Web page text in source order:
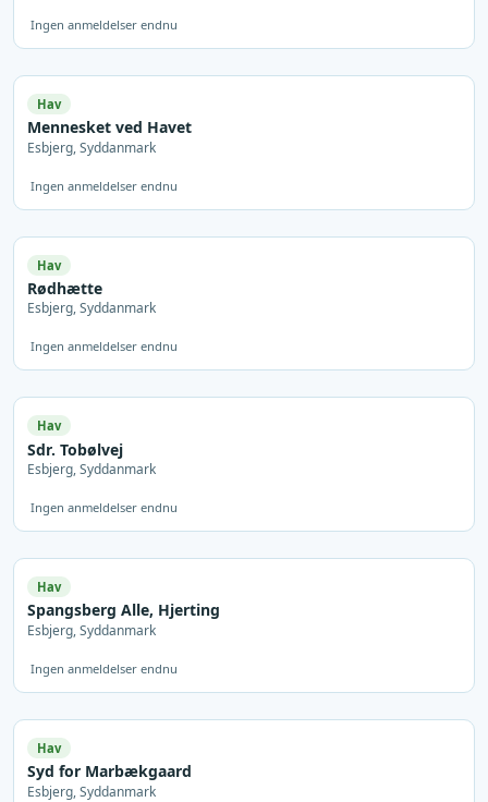
Ingen anmeldelser endnu
Hav
Mennesket ved Havet
Esbjerg, Syddanmark
Ingen anmeldelser endnu
Hav
Rødhætte
Esbjerg, Syddanmark
Ingen anmeldelser endnu
Hav
Sdr. Tobølvej
Esbjerg, Syddanmark
Ingen anmeldelser endnu
Hav
Spangsberg Alle, Hjerting
Esbjerg, Syddanmark
Ingen anmeldelser endnu
Hav
Syd for Marbækgaard
Esbjerg, Syddanmark